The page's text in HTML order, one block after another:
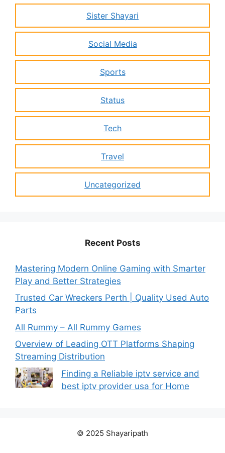
Sister Shayari
Social Media
Sports
Status
Tech
Travel
Uncategorized
Recent Posts
Mastering Modern Online Gaming with Smarter
Play and Better Strategies
Trusted Car Wreckers Perth | Quality Used Auto
Parts
All Rummy – All Rummy Games
Overview of Leading OTT Platforms Shaping
Streaming Distribution
Finding a Reliable iptv service and
best iptv provider usa for Home
© 2025 Shayaripath